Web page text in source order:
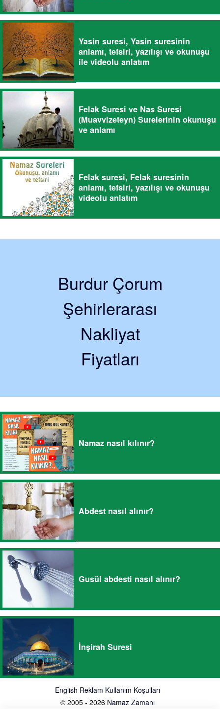
Yasin suresi, Yasin suresinin
anlamı, tefsiri, yazılışı ve okunuşu
ile videolu anlatım
Felak Suresi ve Nas Suresi
(Muavvizeteyn) Surelerinin okunuşu
ve anlamı
Felak suresi, Felak suresinin
anlamı, tefsiri, yazılışı ve okunuşu
videolu anlatım
Burdur Çorum
Şehirlerarası
Nakliyat
Fiyatları
Namaz nasıl kılınır?
Abdest nasıl alınır?
Gusül abdesti nasıl alınır?
İnşirah Suresi
English Reklam Kullanım Koşulları
© 2005 - 2026 Namaz Zamanı